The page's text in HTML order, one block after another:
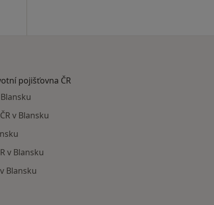
pojišťovna ČR
v Blansku
v Blansku
Blansku